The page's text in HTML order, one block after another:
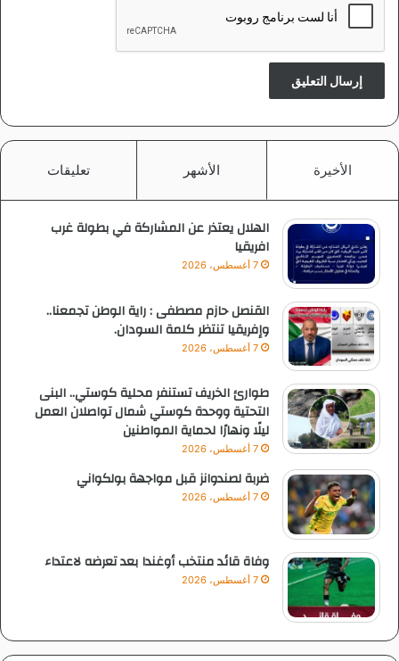
الأخيرة الأشهر تعليقات
الهلال يعتذر عن المشاركة في بطولة غرب
افريقيا
7 أغسطس، 2026
القنصل حازم مصطفى : راية الوطن تجمعنا..
وإفريقيا تنتظر كلمة السودان.
7 أغسطس، 2026
طوارئ الخريف تستنفر محلية كوستي.. البنى
التحتية ووحدة كوستي شمال تواصلان العمل
ليلًا ونهارًا لحماية المواطنين
7 أغسطس، 2026
ضربة لصندوانز قبل مواجهة بولكواني
7 أغسطس، 2026
وفاة قائد منتخب أوغندا بعد تعرضه لاعتداء
7 أغسطس، 2026